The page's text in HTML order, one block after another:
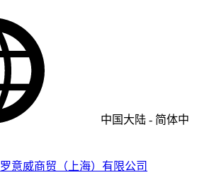
中国大陆 - 简体中
罗意威商贸（上海）有限公司